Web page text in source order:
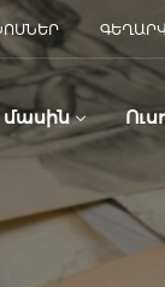
մասին